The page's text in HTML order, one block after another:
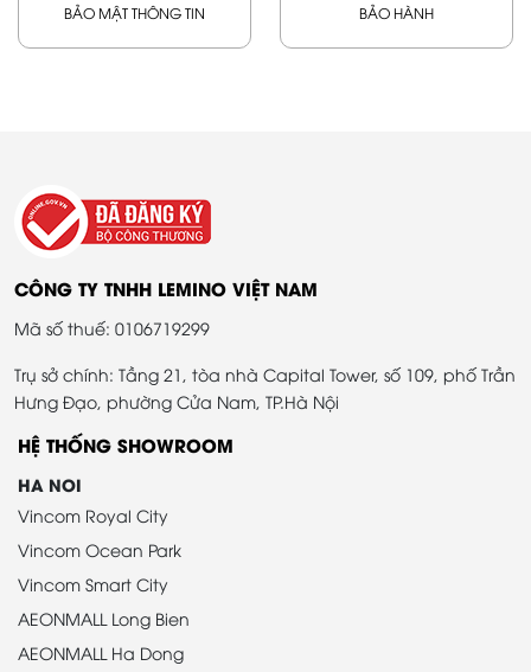
BẢO MẬT THÔNG TIN BẢO HÀNH
CÔNG TY TNHH LEMINO VIỆT NAM
Mã số thuế: 0106719299
Trụ sở chính: Tầng 21, tòa nhà Capital Tower, số 109, phố Trần
Hưng Đạo, phường Cửa Nam, TP.Hà Nội
HỆ THỐNG SHOWROOM
HA NOI
Vincom Royal City
Vincom Ocean Park
Vincom Smart City
AEONMALL Long Bien
AEONMALL Ha Dong